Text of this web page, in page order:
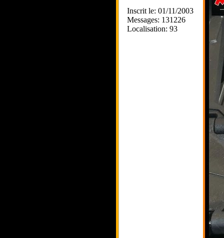
Inscrit le: 01/11/2003
Messages: 131226
Localisation: 93